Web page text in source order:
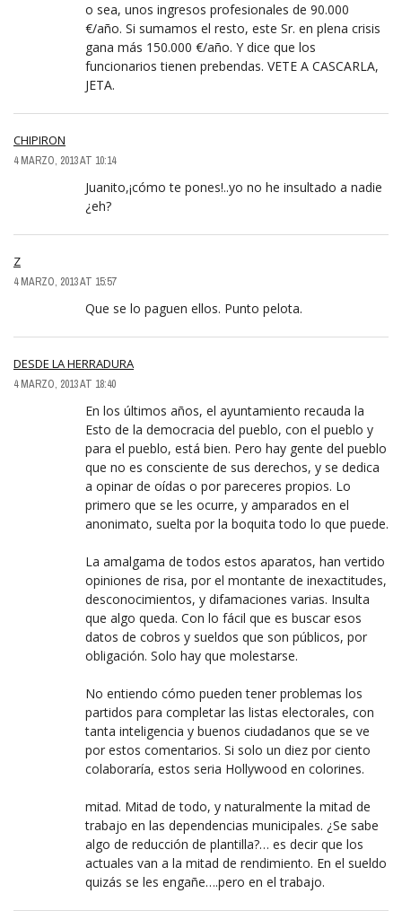
o sea, unos ingresos profesionales de 90.000
€/año. Si sumamos el resto, este Sr. en plena crisis
gana más 150.000 €/año. Y dice que los
funcionarios tienen prebendas. VETE A CASCARLA,
JETA.
CHIPIRON
4 MARZO, 2013 AT 10:14
Juanito,¡cómo te pones!..yo no he insultado a nadie
¿eh?
Z
4 MARZO, 2013 AT 15:57
Que se lo paguen ellos. Punto pelota.
DESDE LA HERRADURA
4 MARZO, 2013 AT 18:40
En los últimos años, el ayuntamiento recauda la
Esto de la democracia del pueblo, con el pueblo y
para el pueblo, está bien. Pero hay gente del pueblo
que no es consciente de sus derechos, y se dedica
a opinar de oídas o por pareceres propios. Lo
primero que se les ocurre, y amparados en el
anonimato, suelta por la boquita todo lo que puede.
La amalgama de todos estos aparatos, han vertido
opiniones de risa, por el montante de inexactitudes,
desconocimientos, y difamaciones varias. Insulta
que algo queda. Con lo fácil que es buscar esos
datos de cobros y sueldos que son públicos, por
obligación. Solo hay que molestarse.
No entiendo cómo pueden tener problemas los
partidos para completar las listas electorales, con
tanta inteligencia y buenos ciudadanos que se ve
por estos comentarios. Si solo un diez por ciento
colaboraría, estos seria Hollywood en colorines.
mitad. Mitad de todo, y naturalmente la mitad de
trabajo en las dependencias municipales. ¿Se sabe
algo de reducción de plantilla?… es decir que los
actuales van a la mitad de rendimiento. En el sueldo
quizás se les engañe….pero en el trabajo.